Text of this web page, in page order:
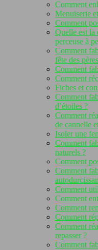
Comment
Menuiserie
Comment
Quelle est la
perceuse à
Comment
fête des
Comment
Comment
Fiches et
Comment
d’étoiles ?
Comment
de cannelle
Isoler une
Comment
naturels ?
Comment
Comment
Comment
Comment
Comment
Comment
Comment
repasser ?
Comment